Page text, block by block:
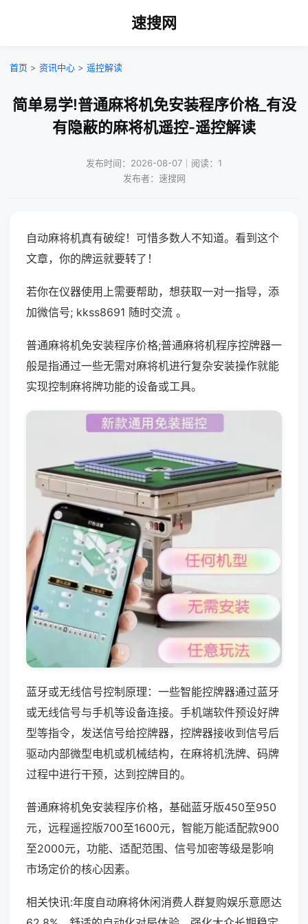
速搜网
首页 > 资讯中心 > 遥控解读
简单易学!普通麻将机免安装程序价格_有没
有隐蔽的麻将机遥控-遥控解读
发布时间：2026-08-07｜阅读：1
发布者：速搜网
自动麻将机真有破绽！可惜多数人不知道。看到这个
文章，你的牌运就要转了！
若你在仪器使用上需要帮助，想获取一对一指导，添
加微信号; kkss8691 随时交流 。
普通麻将机免安装程序价格;普通麻将机程序控牌器一
般是指通过一些无需对麻将机进行复杂安装操作就能
实现控制麻将牌功能的设备或工具。
蓝牙或无线信号控制原理：一些智能控牌器通过蓝牙
或无线信号与手机等设备连接。手机端软件预设好牌
型等指令，发送信号给控牌器，控牌器接收到信号后
驱动内部微型电机或机械结构，在麻将机洗牌、码牌
过程中进行干预，达到控牌目的。
普通麻将机免安装程序价格，基础蓝牙版450至950
元，远程遥控版700至1600元，智能万能适配款900
至2000元，功能、适配范围、信号加密等级是影响
市场定价的核心因素。
相关快讯:年度自动麻将休闲消费人群复购娱乐意愿达